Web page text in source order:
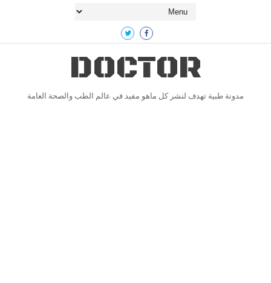
DOCTOR
مدونة طبية تهدف لنشر كل ماهو مفيد في عالم الطب والصحة العامة